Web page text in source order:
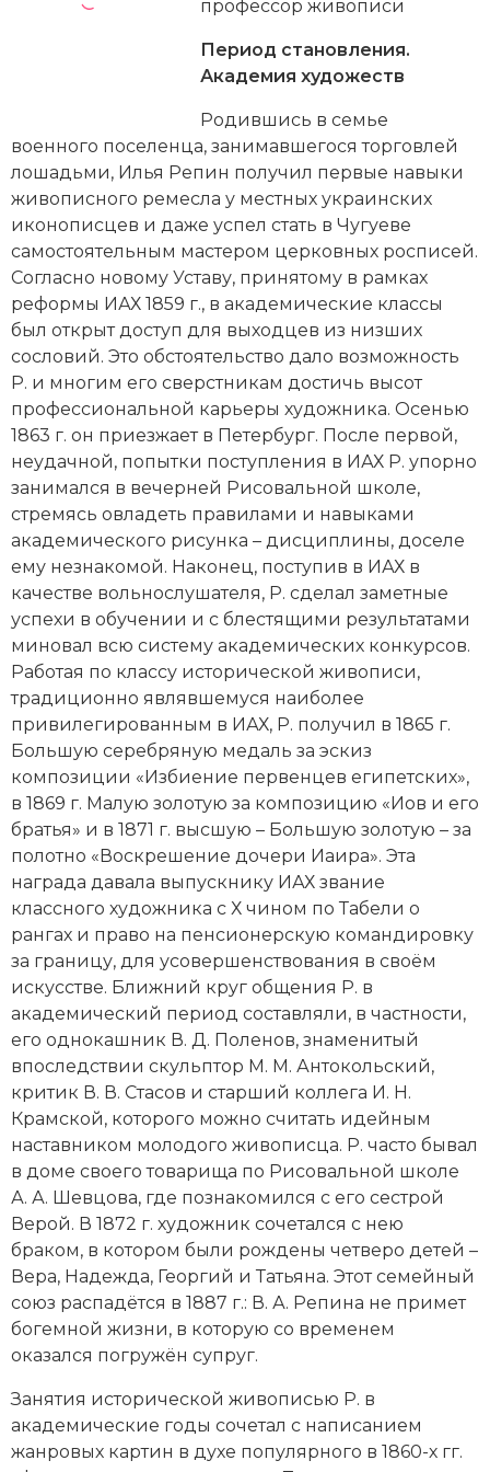
Генеалогия, геральдика
Государство и право
Империи
Историческая география и топонимика
История материальной и духовной культуры
История международных отношений
История, философия, теория и методология
исторического знания
Итория международных отношений
Латинская Америка
Новая история
Новейшая история
Нумизматика
Образование
Общественные объединения и организации
Политическая история
Революции и народные движения
Религия и церковь
Северная Америка
Социально-экономическая история
Специальные исторические дисциплины
СССР
Южная Америка
профессор живописи
Период становления.
Академия художеств
Родившись в семье
военного поселенца, занимавшегося торговлей
лошадьми, Илья Репин получил первые навыки
живописного ремесла у местных украинских
иконописцев и даже успел стать в Чугуеве
самостоятельным мастером церковных росписей.
Согласно новому Уставу, принятому в рамках
реформы ИАХ 1859 г., в академические классы
был открыт доступ для выходцев из низших
сословий. Это обстоятельство дало возможность
Р. и многим его сверстникам достичь высот
профессиональной карьеры художника. Осенью
1863 г. он приезжает в Петербург. После первой,
неудачной, попытки поступления в ИАХ Р. упорно
занимался в вечерней Рисовальной школе,
стремясь овладеть правилами и навыками
академического рисунка – дисциплины, доселе
ему незнакомой. Наконец, поступив в ИАХ в
качестве вольнослушателя, Р. сделал заметные
успехи в обучении и с блестящими результатами
миновал всю систему академических конкурсов.
Работая по классу исторической живописи,
традиционно являвшемуся наиболее
привилегированным в ИАХ, Р. получил в 1865 г.
Большую серебряную медаль за эскиз
композиции «Избиение первенцев египетских»,
в 1869 г. Малую золотую за композицию «Иов и его
братья» и в 1871 г. высшую – Большую золотую – за
полотно «Воскрешение дочери Иаира». Эта
награда давала выпускнику ИАХ звание
классного художника с Х чином по Табели о
рангах и право на пенсионерскую командировку
за границу, для усовершенствования в своём
искусстве. Ближний круг общения Р. в
академический период составляли, в частности,
его однокашник В. Д. Поленов, знаменитый
впоследствии скульптор М. М. Антокольский,
критик В. В. Стасов и старший коллега И. Н.
Крамской, которого можно считать идейным
наставником молодого живописца. Р. часто бывал
в доме своего товарища по Рисовальной школе
А. А. Шевцова, где познакомился с его сестрой
Верой. В 1872 г. художник сочетался с нею
браком, в котором были рождены четверо детей –
Вера, Надежда, Георгий и Татьяна. Этот семейный
союз распадётся в 1887 г.: В. А. Репина не примет
богемной жизни, в которую со временем
оказался погружён супруг.
Занятия исторической живописью Р. в
академические годы сочетал с написанием
жанровых картин в духе популярного в 1860-х гг.